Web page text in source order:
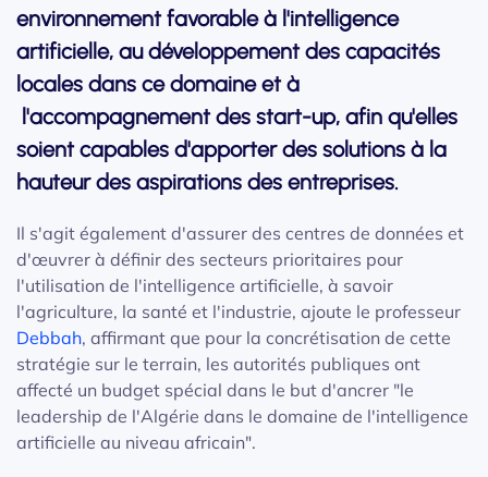
environnement favorable à l'intelligence
artificielle, au développement des capacités
locales dans ce domaine et à
l'accompagnement des start-up, afin qu'elles
soient capables d'apporter des solutions à la
hauteur des aspirations des entreprises.
Il s'agit également d'assurer des centres de données et
d'œuvrer à définir des secteurs prioritaires pour
l'utilisation de l'intelligence artificielle, à savoir
l'agriculture, la santé et l'industrie, ajoute le professeur
Debbah, affirmant que pour la concrétisation de cette
stratégie sur le terrain, les autorités publiques ont
affecté un budget spécial dans le but d'ancrer "le
leadership de l'Algérie dans le domaine de l'intelligence
artificielle au niveau africain".